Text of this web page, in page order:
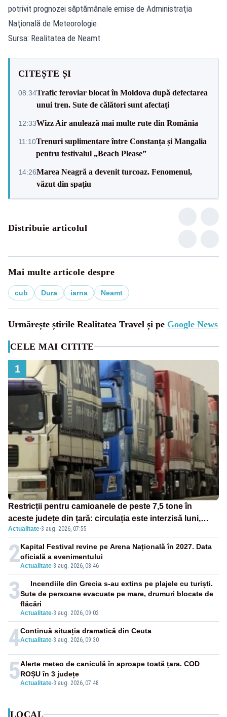
potrivit prognozei săptămânale emise de Administraţia
Naţională de Meteorologie.
Sursa: Realitatea de Neamt
CITEȘTE ȘI
08:34Trafic feroviar blocat în Moldova după defectarea
unui tren. Sute de călători sunt afectați
12:33Wizz Air anulează mai multe rute din România
11:10Trenuri suplimentare între Constanța și Mangalia
pentru festivalul „Beach Please”
14:26Marea Neagră a devenit turcoaz. Fenomenul,
văzut din spațiu
Distribuie articolul
Mai multe articole despre
cub Dura iarna Neamt
Urmărește știrile Realitatea Travel și pe Google News
CELE MAI CITITE
1
Restricții pentru camioanele de peste 7,5 tone în
aceste județe din țară: circulația este interzisă luni,
între orele 12:00 și 20:00
Actualitate·3 aug. 2026, 07:55
2Actualitate-3 aug. 2026, 08:46
Kapital Festival revine pe Arena Națională în 2027. Data
oficială a evenimentului
3
Actualitate-3 aug. 2026, 09:02
Incendiile din Grecia s-au extins pe plajele cu turiști.
Sute de persoane evacuate pe mare, drumuri blocate de
flăcări
4Actualitate-3 aug. 2026, 09:30
Continuă situația dramatică din Ceuta
5Actualitate-3 aug. 2026, 07:48
Alerte meteo de caniculă în aproape toată țara. COD
ROȘU în 3 județe
LOCAL